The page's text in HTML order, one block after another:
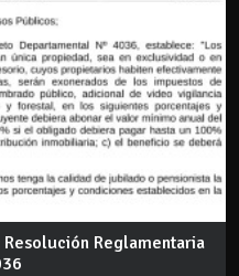
Reglamentaria